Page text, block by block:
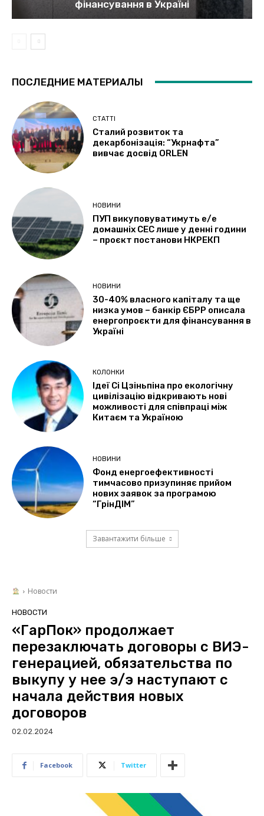
фінансування в Україні
ПОСЛЕДНИЕ МАТЕРИАЛЫ
СТАТТІ
Сталий розвиток та
декарбонізація: “Укрнафта”
вивчає досвід ORLEN
НОВИНИ
ПУП викуповуватимуть е/е
домашніх СЕС лише у денні години
– проєкт постанови НКРЕКП
НОВИНИ
30-40% власного капіталу та ще
низка умов – банкір ЄБРР описала
енергопроєкти для фінансування в
Україні
КОЛОНКИ
Ідеї Сі Цзіньпіна про екологічну
цивілізацію відкривають нові
можливості для співпраці між
Китаєм та Україною
НОВИНИ
Фонд енергоефективності
тимчасово призупиняє прийом
нових заявок за програмою
“ГрінДІМ”
Завантажити більше